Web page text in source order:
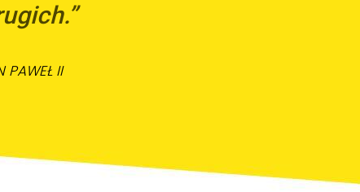
PAWEŁ II